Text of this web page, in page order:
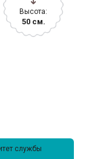
Высота:
50 см.
службы